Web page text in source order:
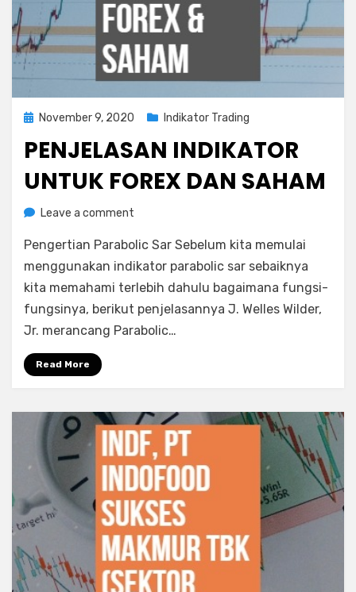
PostedNovember 9, 2020 Indikator Trading
PENJELASAN INDIKATOR
UNTUK FOREX DAN SAHAM
byRediyus
Leave a comment
Indikator
untuk
FOREX
Saham
Pengertian Parabolic Sar Sebelum kita memulai
menggunakan indikator parabolic sar sebaiknya
kita memahami terlebih dahulu bagaimana fungsi-
fungsinya, berikut penjelasannya J. Welles Wilder,
Jr. merancang Parabolic…
Read More